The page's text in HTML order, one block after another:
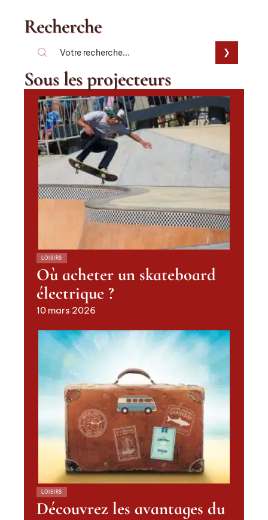
Recherche
Sous les projecteurs
LOISIRS
Où acheter un skateboard
électrique ?
10 mars 2026
LOISIRS
Découvrez les avantages du